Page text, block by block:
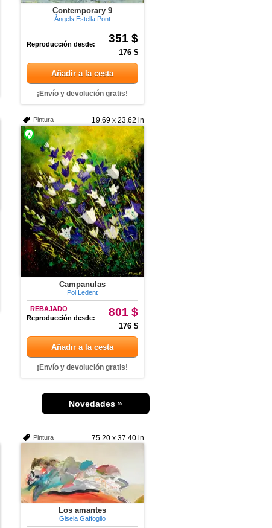
Contemporary 9
Àngels Estella Pont
351 $
Reproducción desde:
176 $
Añadir a la cesta
¡Envío y devolución gratis!
19.69 x 23.62 in
Pintura
Campanulas
Pol Ledent
801 $
REBAJADO
Reproducción desde:
176 $
Añadir a la cesta
¡Envío y devolución gratis!
Novedades »
75.20 x 37.40 in
Pintura
Los amantes
Gisela Gaffoglio